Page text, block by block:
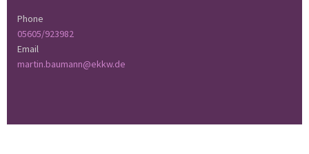
Phone
05605/923982
Email
martin.baumann@ekkw.de